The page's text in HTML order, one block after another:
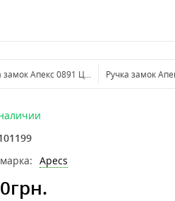
замок Апекс 0891 Цвет: матовое золото
Ручка замок
Apecs